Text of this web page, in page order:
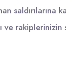
saldırılarına
ve